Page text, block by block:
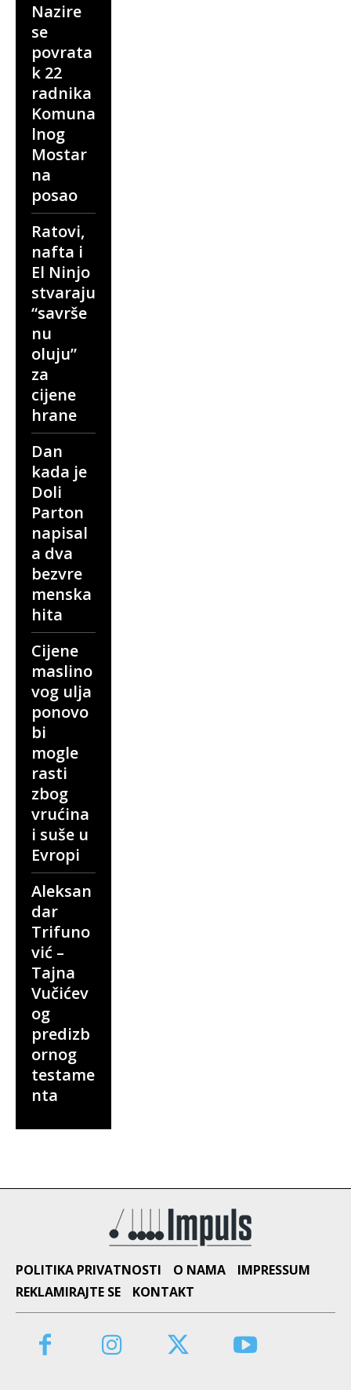
Nazire
se
povrata
k 22
radnika
Komuna
lnog
Mostar
na
posao
Ratovi,
nafta i
El Ninjo
stvaraju
“savrše
nu
oluju”
za
cijene
hrane
Dan
kada je
Doli
Parton
napisal
a dva
bezvre
menska
hita
Cijene
maslino
vog ulja
ponovo
bi
mogle
rasti
zbog
vrućina
i suše u
Evropi
Aleksan
dar
Trifuno
vić –
Tajna
Vučićev
og
predizb
ornog
testame
nta
POLITIKA PRIVATNOSTI O NAMA
IMPRESSUM
REKLAMIRAJTE SE
KONTAKT